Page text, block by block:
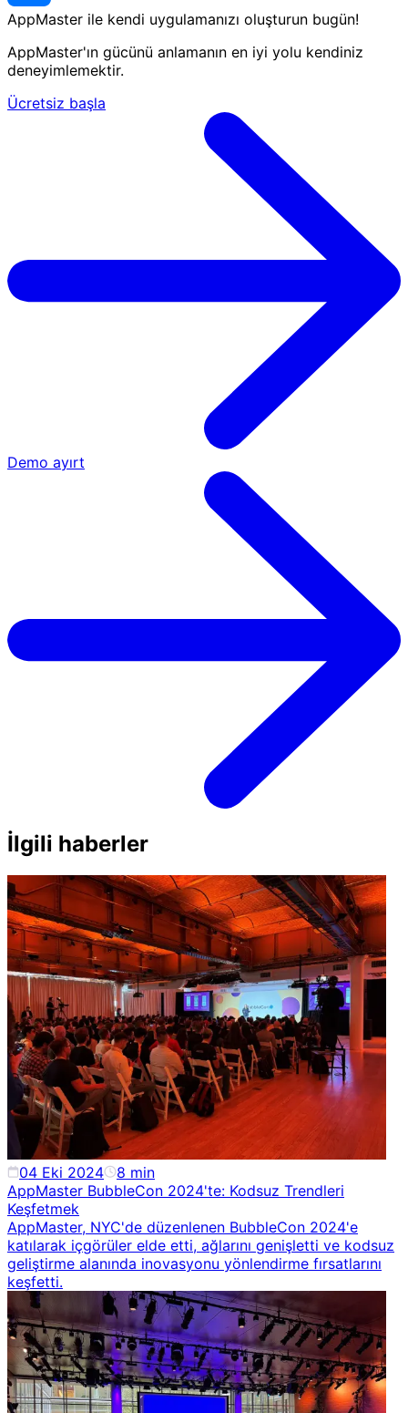
AppMaster ile kendi uygulamanızı oluşturun bugün!
AppMaster'ın gücünü anlamanın en iyi yolu kendiniz
deneyimlemektir.
Ücretsiz başla
Demo ayırt
İlgili haberler
04 Eki 2024 8 min
AppMaster BubbleCon 2024'te: Kodsuz Trendleri
Keşfetmek
AppMaster, NYC'de düzenlenen BubbleCon 2024'e
katılarak içgörüler elde etti, ağlarını genişletti ve kodsuz
geliştirme alanında inovasyonu yönlendirme fırsatlarını
keşfetti.